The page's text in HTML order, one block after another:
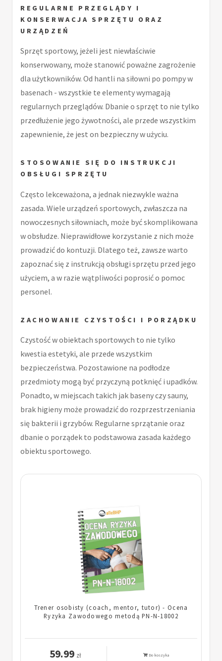
REGULARNE PRZEGLĄDY I
KONSERWACJA SPRZĘTU ORAZ
URZĄDZEŃ
Sprzęt sportowy, jeżeli jest niewłaściwie
konserwowany, może stanowić poważne zagrożenie
dla użytkowników. Od hantli na siłowni po pompy w
basenach - wszystkie te elementy wymagają
regularnych przeglądów. Dbanie o sprzęt to nie tylko
przedłużenie jego żywotności, ale przede wszystkim
zapewnienie, że jest on bezpieczny w użyciu.
STOSOWANIE SIĘ DO INSTRUKCJI
OBSŁUGI SPRZĘTU
Często lekceważona, a jednak niezwykle ważna
zasada. Wiele urządzeń sportowych, zwłaszcza na
nowoczesnych siłowniach, może być skomplikowana
w obsłudze. Nieprawidłowe korzystanie z nich może
prowadzić do kontuzji. Dlatego też, zawsze warto
zapoznać się z instrukcją obsługi sprzętu przed jego
użyciem, a w razie wątpliwości poprosić o pomoc
personel.
ZACHOWANIE CZYSTOŚCI I PORZĄDKU
Czystość w obiektach sportowych to nie tylko
kwestia estetyki, ale przede wszystkim
bezpieczeństwa. Pozostawione na podłodze
przedmioty mogą być przyczyną potknięć i upadków.
Ponadto, w miejscach takich jak baseny czy sauny,
brak higieny może prowadzić do rozprzestrzeniania
się bakterii i grzybów. Regularne sprzątanie oraz
dbanie o porządek to podstawowa zasada każdego
obiektu sportowego.
Trener osobisty (coach, mentor, tutor) - Ocena
Ryzyka Zawodowego metodą PN-N-18002
59.99 zł Do koszyka